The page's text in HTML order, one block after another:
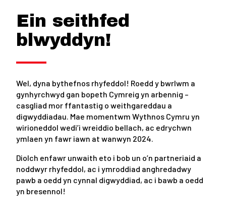
Ein seithfed
blwyddyn!
Wel, dyna bythefnos rhyfeddol! Roedd y bwrlwm a
gynhyrchwyd gan bopeth Cymreig yn arbennig –
casgliad mor ffantastig o weithgareddau a
digwyddiadau. Mae momentwm Wythnos Cymru yn
wirioneddol wedi’i wreiddio bellach, ac edrychwn
ymlaen yn fawr iawn at wanwyn 2024.
Diolch enfawr unwaith eto i bob un o’n partneriaid a
noddwyr rhyfeddol, ac i ymroddiad anghredadwy
pawb a oedd yn cynnal digwyddiad, ac i bawb a oedd
yn bresennol!